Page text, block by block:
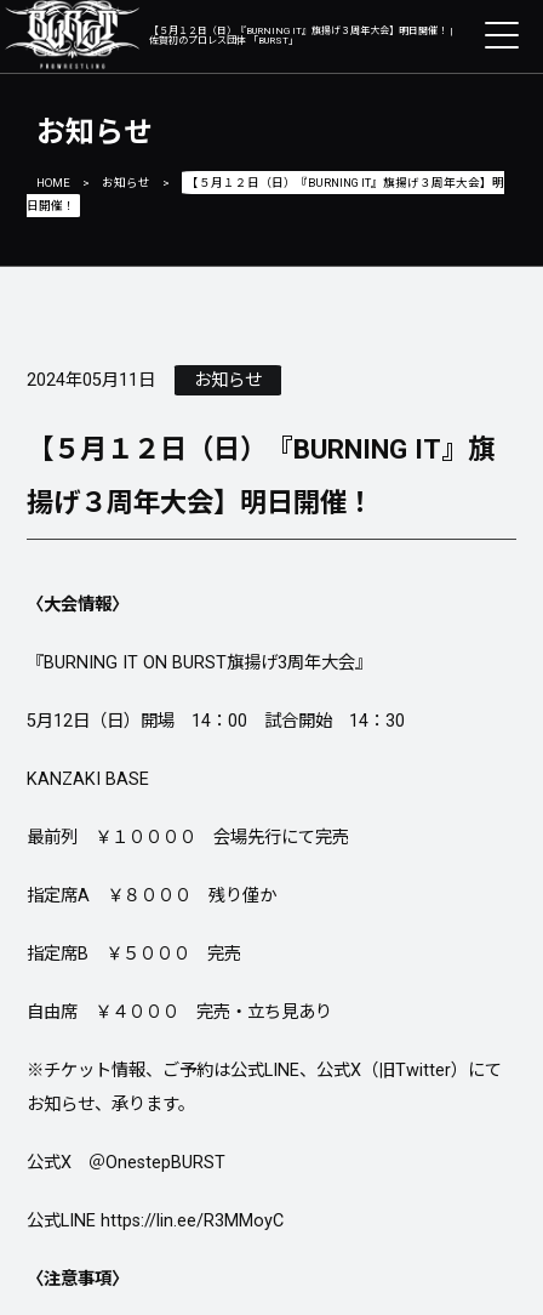
【５月１２日（日）『BURNING IT』旗揚げ３周年大会】明日開催！ |
佐賀初のプロレス団体 「BURST」
お知らせ
HOME > お知らせ >
【５月１２日（日）『BURNING IT』旗揚げ３周年大会】明
日開催！
2024年05月11日 お知らせ
【５月１２日（日）『BURNING IT』旗
揚げ３周年大会】明日開催！
〈大会情報〉
『BURNING IT ON BURST旗揚げ3周年大会』
5月12日（日）開場 14：00 試合開始 14：30
KANZAKI BASE
最前列 ￥１００００ 会場先行にて完売
指定席A ￥８０００ 残り僅か
指定席B ￥５０００ 完売
自由席 ￥４０００ 完売・立ち見あり
※チケット情報、ご予約は公式LINE、公式X（旧Twitter）にて
お知らせ、承ります。
公式X ＠OnestepBURST
公式LINE https://lin.ee/R3MMoyC
〈注意事項〉